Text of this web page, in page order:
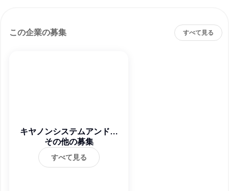
この企業の募集 すべて見る
キヤノンシステムアンドサ
ポート株式会社
その他の募集
すべて見る